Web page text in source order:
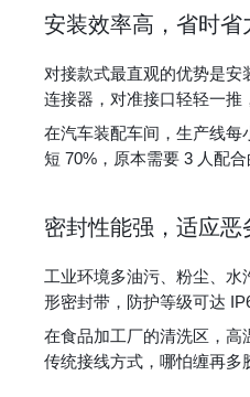
安装效率高，省时省
对接款式最直观的优势是
连接器，对准接口轻轻一推
在汽车装配车间，生产线每
短 70%，原本需要 3 人配
密封性能强，适应恶
工业环境多油污、粉尘、
形密封带，防护等级可达
在食品加工厂的清洗区，高
传统接线方式，哪怕缠再多